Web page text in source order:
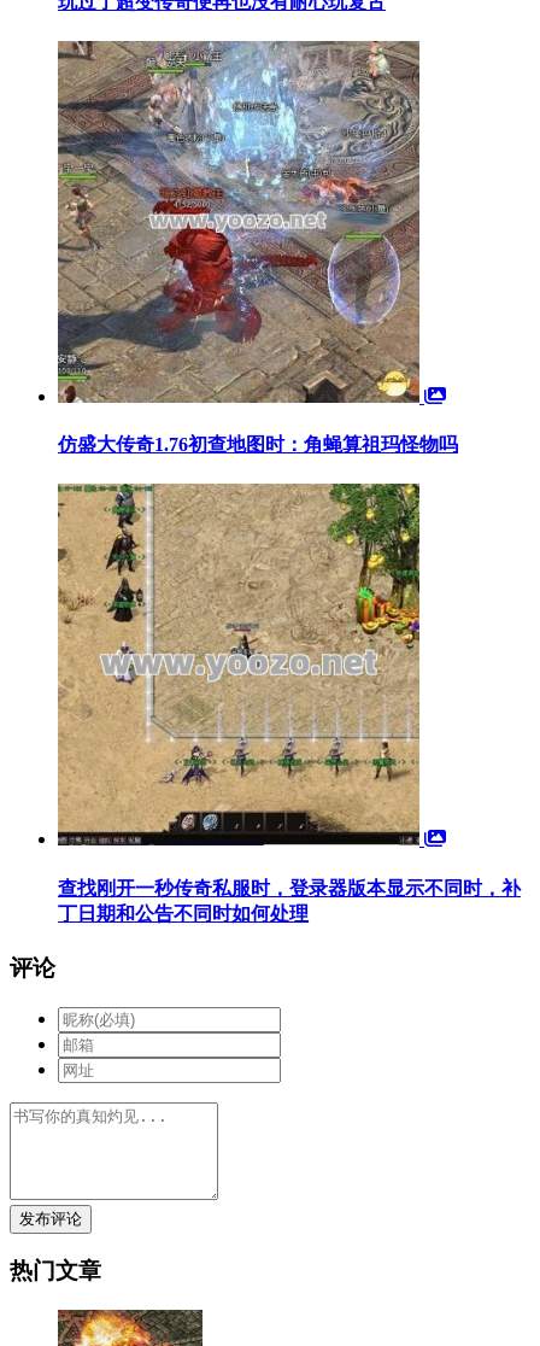
仿盛大传奇1.76初查地图时：角蝇算祖玛怪物吗
查找刚开一秒传奇私服时，登录器版本显示不同时，补
丁日期和公告不同时如何处理
评论
发布评论
热门文章